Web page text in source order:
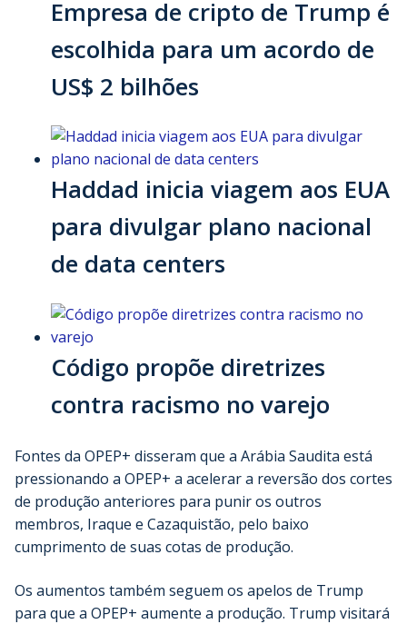
Empresa de cripto de Trump é
escolhida para um acordo de
US$ 2 bilhões
Haddad inicia viagem aos EUA
para divulgar plano nacional
de data centers
Código propõe diretrizes
contra racismo no varejo
Fontes da OPEP+ disseram que a Arábia Saudita está
pressionando a OPEP+ a acelerar a reversão dos cortes
de produção anteriores para punir os outros
membros, Iraque e Cazaquistão, pelo baixo
cumprimento de suas cotas de produção.
Os aumentos também seguem os apelos de Trump
para que a OPEP+ aumente a produção. Trump visitará